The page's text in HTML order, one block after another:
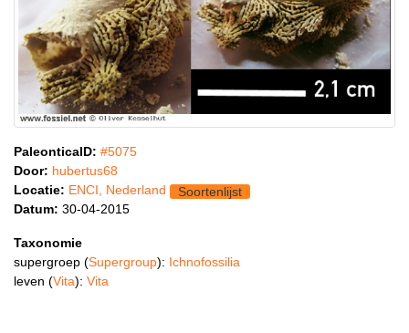
PaleonticaID: #5075
Door: hubertus68
Locatie: ENCI, Nederland
Soortenlijst
Datum: 30-04-2015
Taxonomie
supergroep (Supergroup): Ichnofossilia
leven (Vita): Vita